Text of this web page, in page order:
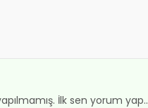
İlk sen yorum yap..